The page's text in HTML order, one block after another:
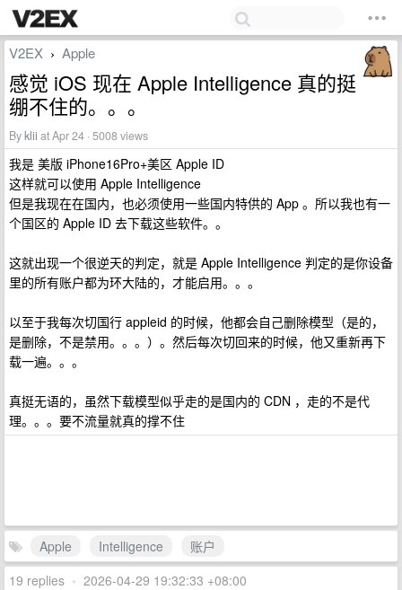
V2EX › Apple
感觉 iOS 现在 Apple Intelligence 真的挺
绷不住的。。。
Byklii at Apr 24 · 5008 views
我是 美版 iPhone16Pro+美区 Apple ID
这样就可以使用 Apple Intelligence
但是我现在在国内，也必须使用一些国内特供的 App 。所以我也有一
个国区的 Apple ID 去下载这些软件。。
这就出现一个很逆天的判定，就是 Apple Intelligence 判定的是你设备
里的所有账户都为环大陆的，才能启用。。。
以至于我每次切国行 appleid 的时候，他都会自己删除模型（是的，
是删除，不是禁用。。。）。然后每次切回来的时候，他又重新再下
载一遍。。。
真挺无语的，虽然下载模型似乎走的是国内的 CDN ，走的不是代
理。。。要不流量就真的撑不住
Apple Intelligence
账户
19 replies • 2026-04-29 19:32:33 +08:00